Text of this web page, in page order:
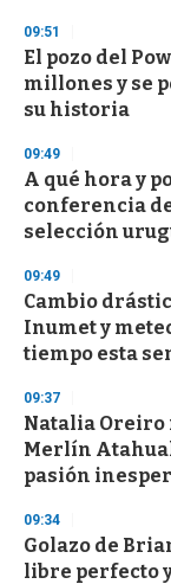
09:51
El pozo del
millones y se
su historia
09:49
A qué hora y
conferencia
selección
09:49
Cambio
Inumet y
tiempo esta
09:37
Natalia Oreiro
Merlín
pasión
09:34
Golazo de
libre perfecto